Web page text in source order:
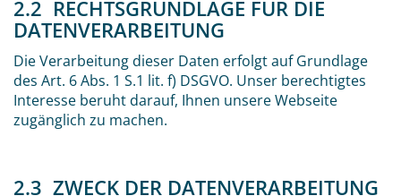
2.2 RECHTSGRUNDLAGE FÜR DIE
DATENVERARBEITUNG
Die Verarbeitung dieser Daten erfolgt auf Grundlage
des Art. 6 Abs. 1 S.1 lit. f) DSGVO. Unser berechtigtes
Interesse beruht darauf, Ihnen unsere Webseite
zugänglich zu machen.
2.3 ZWECK DER DATENVERARBEITUNG